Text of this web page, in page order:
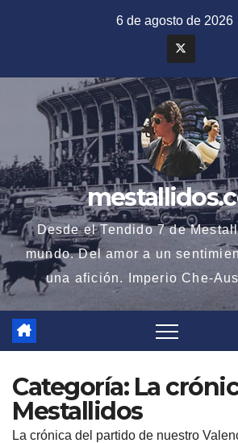
6 de agosto de 2026
Desde el Tendido 7 de
mundo. Del amor a un
una afición. Imperio Che-
Categoría: La
Mestallidos
La crónica del partido de nuestro